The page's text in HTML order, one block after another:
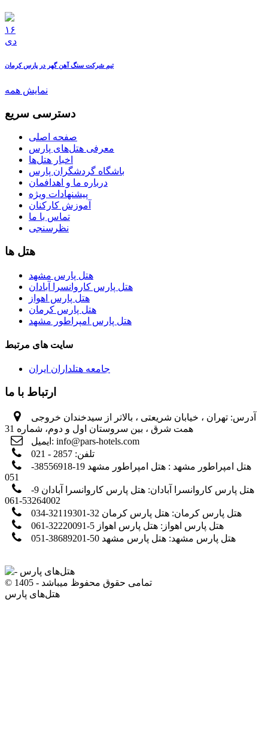
۱۶
دی
تیم شرکت سنگ آهن گهر در پارس کرمان
نمایش همه
دسترسی سریع
صفحه اصلی
معرفی هتل‌های پارس
اخبار هتل‌ها
باشگاه گردشگران پارس
درباره ما و اهدافمان
پیشنهادات ویژه
آموزش کارکنان
تماس با ما
نظرسنجی
هتل ها
هتل پارس مشهد
هتل پارس کاروانسرا آبادان
هتل پارس اهواز
هتل پارس کرمان
هتل پارس امپراطور مشهد
سایت های مرتبط
جامعه هتلداران ایران
ارتباط با ما
آدرس: تهران ، خیابان شریعتی ، بالاتر از سیدخندان خروجی
همت شرق ، بین سروستان اول و دوم، شماره 31
ایمیل: info@pars-hotels.com
تلفن:
هتل امپراطور مشهد :
هتل امپراطور مشهد 19-38556918-
051
هتل پارس کاروانسرا آبادان:
هتل پارس کاروانسرا آبادان 9-
53264002-061
هتل پارس کرمان: هتل پارس کرمان 32-32119301-034
هتل پارس اهواز: هتل پارس اهواز 5-32220091-061
هتل پارس مشهد: هتل پارس مشهد 50-38689201-051
© 1405 - تمامی حقوق محفوظ میباشد
هتل‌های پارس